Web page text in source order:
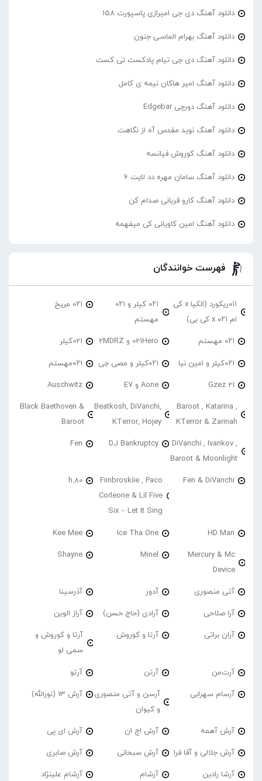
دانلود آهنگ دی جی امیرازی پاسپورت 158
دانلود آهنگ بهرام الماسی جنون
دانلود آهنگ دی جی تیام پادکست تی کست
دانلود آهنگ امیر هاکان نیمه ی کامل
دانلود آهنگ دورچی Edgebar
دانلود آهنگ نوید مقدس آه از نگاهت
دانلود آهنگ کوروش فیانسه
دانلود آهنگ سامان مهره دد لایت 6
دانلود آهنگ کارو قربانی صدام کن
دانلود آهنگ امین کاویانی کی میفهمه
فهرست خوانندگان
۰۱۱ریکورد (الکیا x کی
ام ۰۲۱ x کی بی)
۰۲۱ کیلر و ۰۲۱
مهستم
۰۲۱ مریخ
۰۲۱ مهستم 021Hero و 2MDRZ 021کیلر
۰۲۱کیلر و امین نیا ۰۲۱کیلر و مصی جی ۰۲۱مهستم
21 Gzez Aone و E7 Auschwitz
Baroot , Katarina ,
KTerror & Zarinah
Beatkosh, DiVanchi,
KTerror, Hojey
Black Baethoven &
Baroot
DiVanchi , Ivankov ,
Baroot & Moonlight
DJ Bankruptcy
Fen
Fen & DiVanchi
Fiinbroskiie , Paco
Corleone & Lil Five
Six – Let It Sing
h.80
HD Man
Ice Tha One
Kee Mee
Mercury & Mc
Device
Minel
Shayne
آتی منصوری آدور آذرسینا
آرا صلاحی آرادی (حاج حسن) آراز الوین
آران براتی آرتا و کوروش
آرتا و کوروش و
سمی لو
آرت‌من آرتن آرتو
آرسام سهرابی
آرسن و آتی منصوری
و کیوان
آرش 13 (نورالله)
آرش آهمه آرش اچ ان آرش ای پی
آرش جلالی و آقا فرا آرش سبحانی آرش صابری
آرشا رادین آرشام آرشام علینژاد